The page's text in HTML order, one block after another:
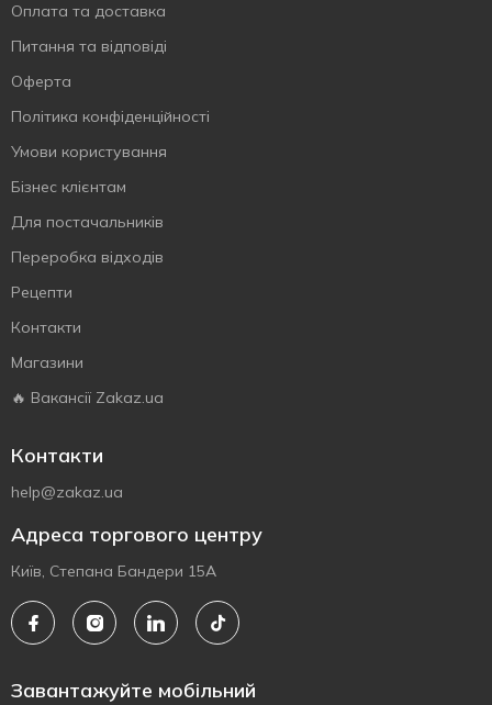
Оплата та доставка
Питання та відповіді
Оферта
Політика конфіденційності
Умови користування
Бізнес клієнтам
Для постачальників
Переробка відходів
Рецепти
Контакти
Магазини
🔥 Вакансії Zakaz.ua
Контакти
help@zakaz.ua
Адреса торгового центру
Київ, Степана Бандери 15А
Завантажуйте мобільний